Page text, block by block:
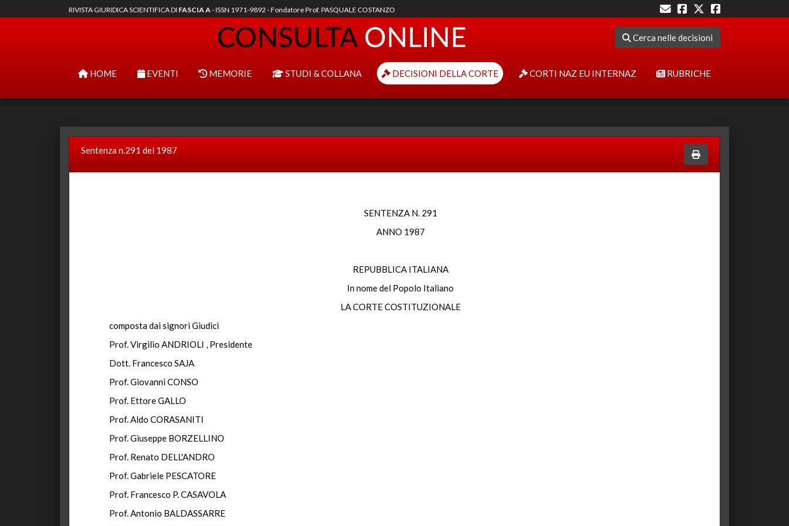
RIVISTA GIURIDICA SCIENTIFICA DI FASCIA A- ISSN 1971-9892 - Fondatore Prof. PASQUALE COSTANZO
Cerca nelle decisioni
HOME EVENTI MEMORIE STUDI & COLLANA DECISIONI DELLA CORTE CORTI NAZ EU INTERNAZ RUBRICHE
Sentenza n.291 del 1987
SENTENZA N. 291
ANNO 1987
REPUBBLICA ITALIANA
In nome del Popolo Italiano
LA CORTE COSTITUZIONALE
composta dai signori Giudici
Prof. Virgilio ANDRIOLI , Presidente
Dott. Francesco SAJA
Prof. Giovanni CONSO
Prof. Ettore GALLO
Prof. Aldo CORASANITI
Prof. Giuseppe BORZELLINO
Prof. Renato DELL'ANDRO
Prof. Gabriele PESCATORE
Prof. Francesco P. CASAVOLA
Prof. Antonio BALDASSARRE